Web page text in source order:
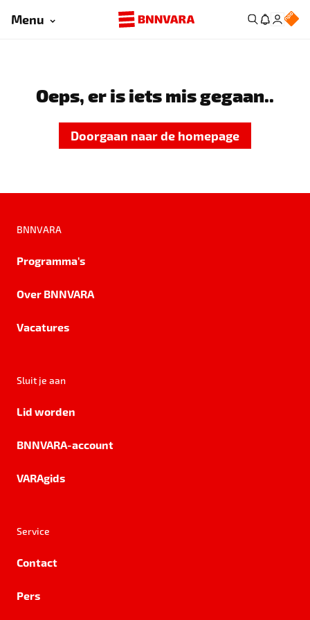
Menu
Oeps, er is iets mis gegaan..
Doorgaan naar de homepage
BNNVARA
Programma's
Over BNNVARA
Vacatures
Sluit je aan
Lid worden
BNNVARA-account
VARAgids
Service
Contact
Pers